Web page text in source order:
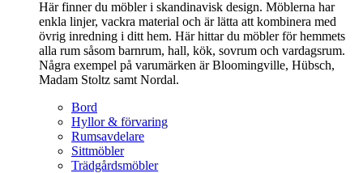
Här finner du möbler i skandinavisk design. Möblerna har
enkla linjer, vackra material och är lätta att kombinera med
övrig inredning i ditt hem. Här hittar du möbler för hemmets
alla rum såsom barnrum, hall, kök, sovrum och vardagsrum.
Några exempel på varumärken är Bloomingville, Hübsch,
Madam Stoltz samt Nordal.
Bord
Hyllor & förvaring
Rumsavdelare
Sittmöbler
Trädgårdsmöbler